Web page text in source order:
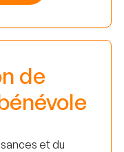
de
et du